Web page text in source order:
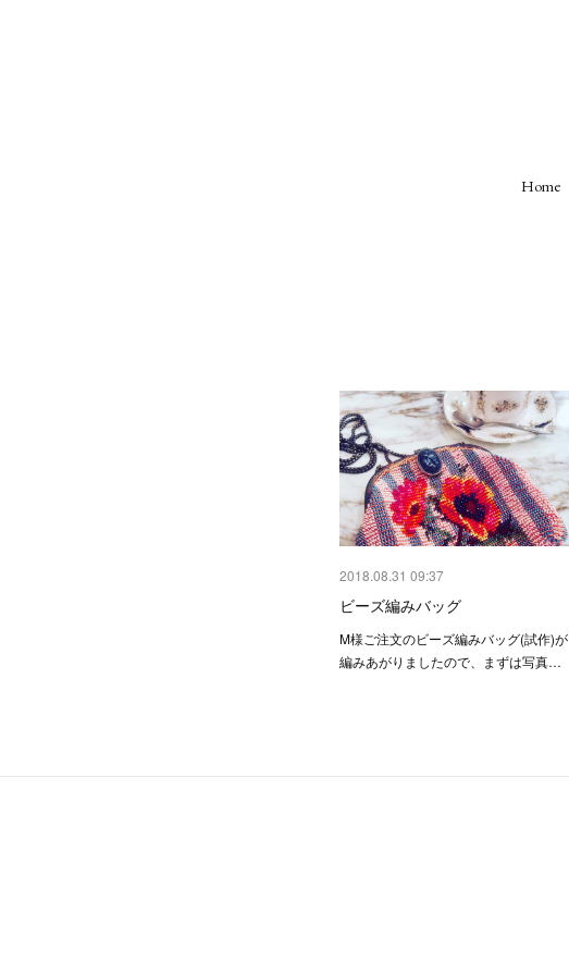
Home
2018.08.31 09:37
ビーズ編みバッグ
M様ご注文のビーズ編みバッグ(試作)が
編みあがりましたので、まずは写真…